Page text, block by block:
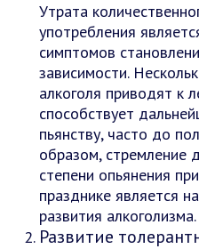
Утрата
употребления
симптомов
зависимости.
алкоголя приводят к
способствует
пьянству, часто до
образом, стремление
степени опьянения
празднике является
развития алкоголизма.
Развитие